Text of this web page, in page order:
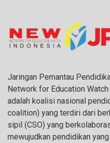
Jaringan Pemantau
Network for Education
adalah koalisi nasional
coalition) yang terdiri dari
sipil (CSO) yang
mewujudkan pendidikan